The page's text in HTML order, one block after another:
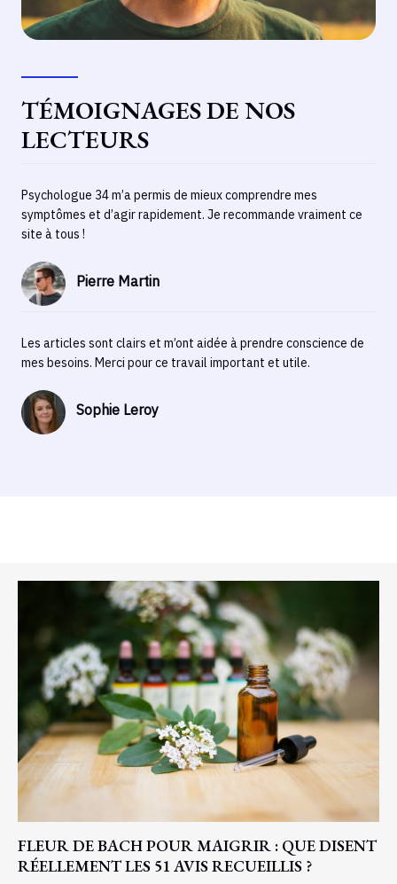
TÉMOIGNAGES DE NOS
LECTEURS
Psychologue 34 m’a permis de mieux comprendre mes
symptômes et d’agir rapidement. Je recommande vraiment ce
site à tous !
Pierre Martin
Les articles sont clairs et m’ont aidée à prendre conscience de
mes besoins. Merci pour ce travail important et utile.
Sophie Leroy
FLEUR DE BACH POUR MAIGRIR : QUE DISENT
RÉELLEMENT LES 51 AVIS RECUEILLIS ?